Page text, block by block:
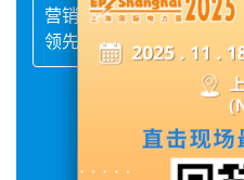
营销网络及高资质合作伙
领先的解决方案和高效服
展